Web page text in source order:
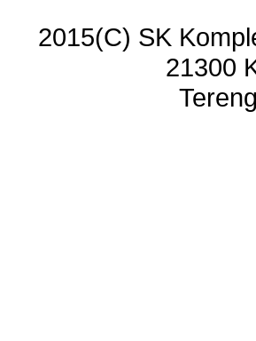
2015(C) SK
21300